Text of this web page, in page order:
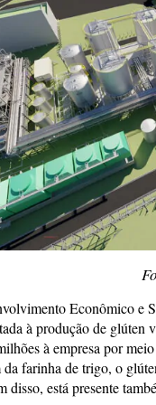
Econômico e
à produção de glúten
à empresa por
farinha de trigo, o
está presente